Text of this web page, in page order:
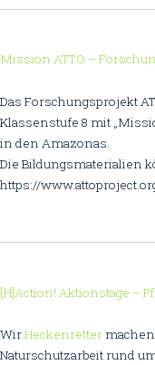
Mission ATTO –
Das Forschungsprojekt
Klassenstufe 8 mit
in den Amazonas.
Die Bildungsmaterialien
https://
[H]Action! Aktionstage –
WirHeckenretter
Naturschutzarbeit rund